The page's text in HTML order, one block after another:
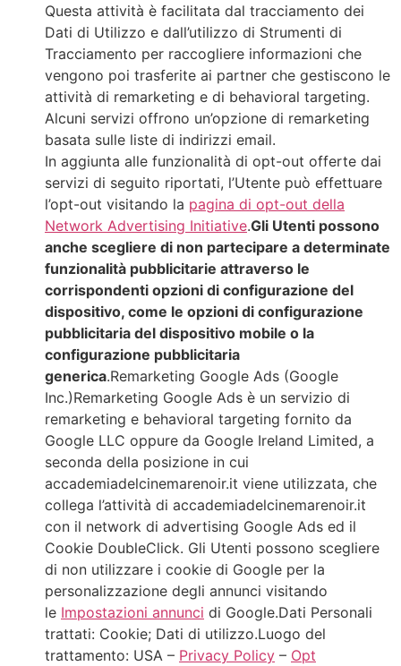
Questa attività è facilitata dal tracciamento dei
Dati di Utilizzo e dall’utilizzo di Strumenti di
Tracciamento per raccogliere informazioni che
vengono poi trasferite ai partner che gestiscono le
attività di remarketing e di behavioral targeting.
Alcuni servizi offrono un’opzione di remarketing
basata sulle liste di indirizzi email.
In aggiunta alle funzionalità di opt-out offerte dai
servizi di seguito riportati, l’Utente può effettuare
l’opt-out visitando la pagina di opt-out della
Network Advertising Initiative.Gli Utenti possono
anche scegliere di non partecipare a determinate
funzionalità pubblicitarie attraverso le
corrispondenti opzioni di configurazione del
dispositivo, come le opzioni di configurazione
pubblicitaria del dispositivo mobile o la
configurazione pubblicitaria
generica.Remarketing Google Ads (Google
Inc.)Remarketing Google Ads è un servizio di
remarketing e behavioral targeting fornito da
Google LLC oppure da Google Ireland Limited, a
seconda della posizione in cui
accademiadelcinemarenoir.it viene utilizzata, che
collega l’attività di accademiadelcinemarenoir.it
con il network di advertising Google Ads ed il
Cookie DoubleClick. Gli Utenti possono scegliere
di non utilizzare i cookie di Google per la
personalizzazione degli annunci visitando
le Impostazioni annunci di Google.Dati Personali
trattati: Cookie; Dati di utilizzo.Luogo del
trattamento: USA – Privacy Policy – Opt